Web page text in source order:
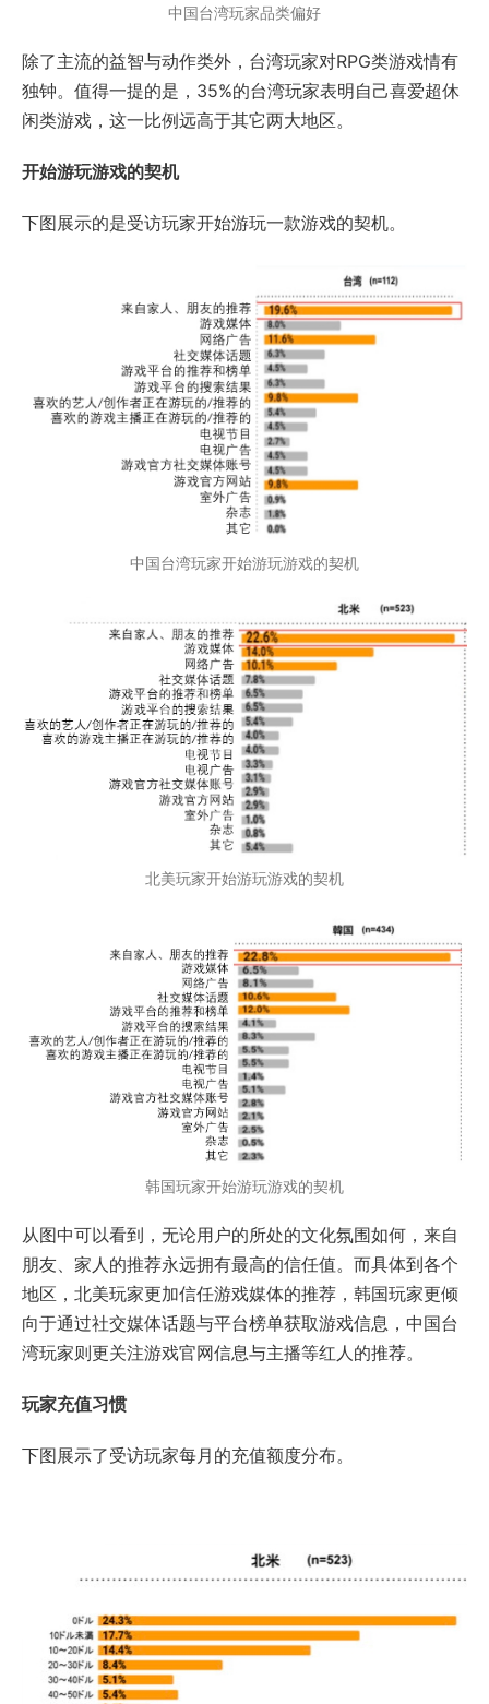
中国台湾玩家品类偏好
除了主流的益智与动作类外，台湾玩家对RPG类游戏情有
独钟。值得一提的是，35%的台湾玩家表明自己喜爱超休
闲类游戏，这一比例远高于其它两大地区。
开始游玩游戏的契机
下图展示的是受访玩家开始游玩一款游戏的契机。
中国台湾玩家开始游玩游戏的契机
北美玩家开始游玩游戏的契机
韩国玩家开始游玩游戏的契机
从图中可以看到，无论用户的所处的文化氛围如何，来自
朋友、家人的推荐永远拥有最高的信任值。而具体到各个
地区，北美玩家更加信任游戏媒体的推荐，韩国玩家更倾
向于通过社交媒体话题与平台榜单获取游戏信息，中国台
湾玩家则更关注游戏官网信息与主播等红人的推荐。
玩家充值习惯
下图展示了受访玩家每月的充值额度分布。